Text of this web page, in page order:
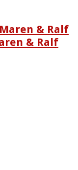
Maren & Ralf
& Ralf